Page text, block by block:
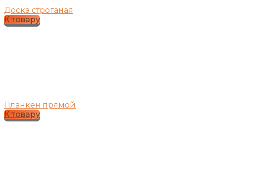
Доска строганая
К товару
Планкен прямой
К товару